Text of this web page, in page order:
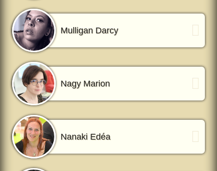
Mulligan Darcy
Nagy Marion
Nanaki Edéa